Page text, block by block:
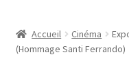
ACTIVITÉS
Accueil Cinéma
(Hommage Santi Ferrando)